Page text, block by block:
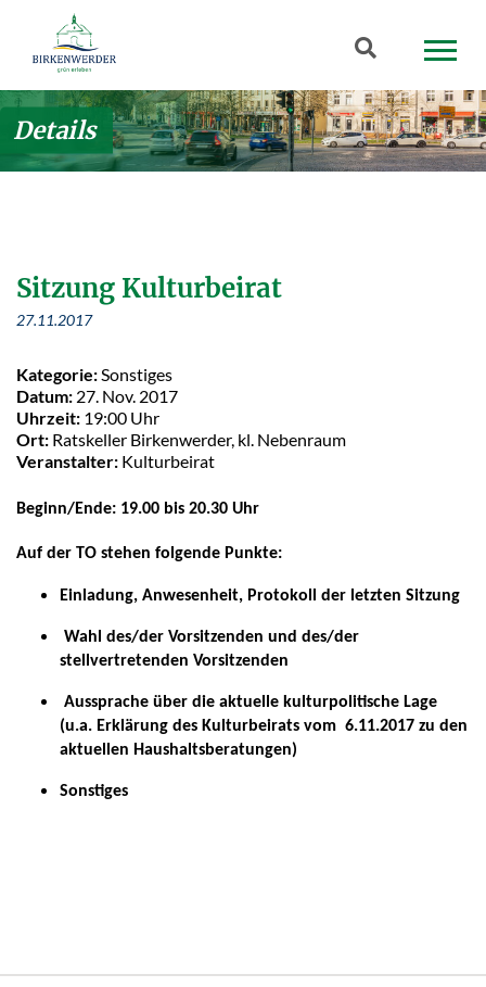
Zum Hauptinhalt springen
Suchbegriff
Details
Sitzung Kulturbeirat
27.11.2017
Kategorie: Sonstiges
Datum: 27. Nov. 2017
Uhrzeit: 19:00 Uhr
Ort: Ratskeller Birkenwerder, kl. Nebenraum
Veranstalter: Kulturbeirat
Beginn/Ende: 19.00 bis 20.30 Uhr
Auf der TO stehen folgende Punkte:
Einladung, Anwesenheit, Protokoll der letzten Sitzung
Wahl des/der Vorsitzenden und des/der
stellvertretenden Vorsitzenden
Aussprache über die aktuelle kulturpolitische Lage
(u.a. Erklärung des Kulturbeirats vom 6.11.2017 zu den
aktuellen Haushaltsberatungen)
Sonstiges